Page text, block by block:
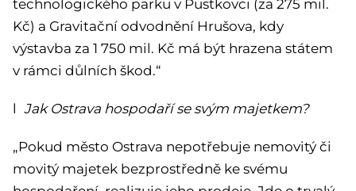
technologického parku v Pustkovci (za 275 mil.
Kč) a Gravitační odvodnění Hrušova, kdy
výstavba za 1 750 mil. Kč má být hrazena státem
v rámci důlních škod.“
l Jak Ostrava hospodaří se svým majetkem?
„Pokud město Ostrava nepotřebuje nemovitý či
movitý majetek bezprostředně ke svému